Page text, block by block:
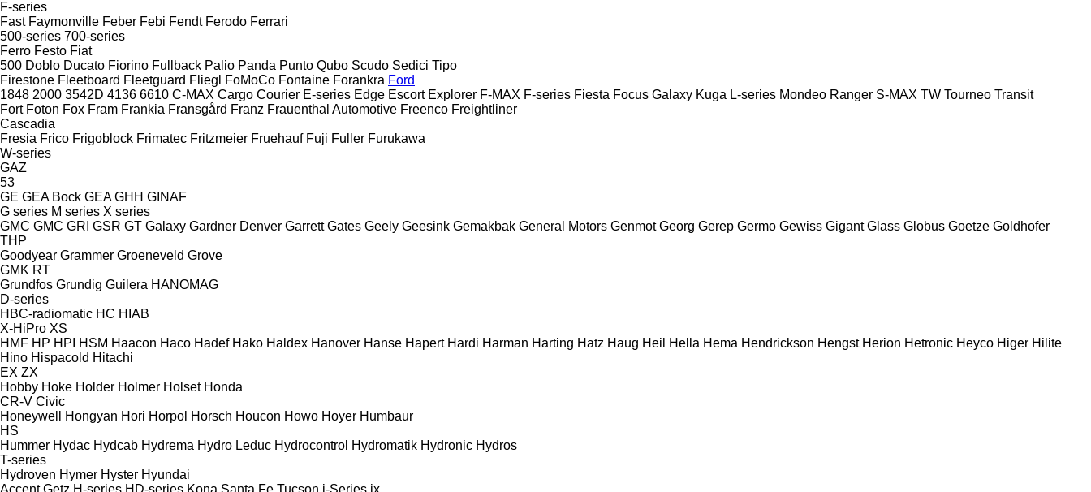
F-series
Fast Faymonville Feber Febi Fendt Ferodo Ferrari
500-series 700-series
Ferro Festo Fiat
500 Doblo Ducato Fiorino Fullback Palio Panda Punto Qubo Scudo Sedici Tipo
Firestone Fleetboard Fleetguard Fliegl FoMoCo Fontaine Forankra Ford
1848 2000 3542D 4136 6610 C-MAX Cargo Courier E-series Edge Escort Explorer F-MAX F-series Fiesta Focus Galaxy Kuga L-series Mondeo Ranger S-MAX TW Tourneo Transit
Fort Foton Fox Fram Frankia Fransgård Franz Frauenthal Automotive Freenco Freightliner
Cascadia
Fresia Frico Frigoblock Frimatec Fritzmeier Fruehauf Fuji Fuller Furukawa
W-series
GAZ
53
GE GEA Bock GEA GHH GINAF
G series M series X series
GMC GMC GRI GSR GT Galaxy Gardner Denver Garrett Gates Geely Geesink Gemakbak General Motors Genmot Georg Gerep Germo Gewiss Gigant Glass Globus Goetze Goldhofer
THP
Goodyear Grammer Groeneveld Grove
GMK RT
Grundfos Grundig Guilera HANOMAG
D-series
HBC-radiomatic HC HIAB
X-HiPro XS
HMF HP HPI HSM Haacon Haco Hadef Hako Haldex Hanover Hanse Hapert Hardi Harman Harting Hatz Haug Heil Hella Hema Hendrickson Hengst Herion Hetronic Heyco Higer Hilite
Hino Hispacold Hitachi
EX ZX
Hobby Hoke Holder Holmer Holset Honda
CR-V Civic
Honeywell
Hongyan Hori Horpol Horsch Houcon Howo Hoyer Humbaur
HS
Hummer Hydac Hydcab Hydrema Hydro Leduc Hydrocontrol Hydromatik Hydronic Hydros
T-series
Hydroven Hymer Hyster Hyundai
Accent Getz H-series HD-series Kona Santa Fe Tucson i-Series ix